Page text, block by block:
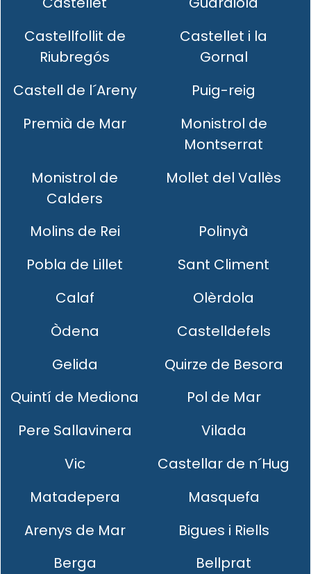
Castellfollit de
Riubregós
Castellet i la
Gornal
Castell de l´Areny
Puig-reig
Premià de Mar
Monistrol de
Montserrat
Monistrol de
Calders
Mollet del Vallès
Molins de Rei
Polinyà
Pobla de Lillet
Sant Climent
Calaf
Olèrdola
Òdena
Castelldefels
Gelida
Quirze de Besora
Quintí de Mediona
Pol de Mar
Pere Sallavinera
Vilada
Vic
Castellar de n´Hug
Matadepera
Masquefa
Arenys de Mar
Bigues i Riells
Berga
Bellprat